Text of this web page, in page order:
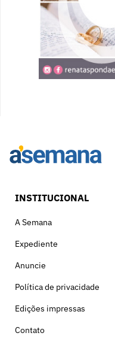
INSTITUCIONAL
A Semana
Expediente
Anuncie
Política de privacidade
Edições impressas
Contato